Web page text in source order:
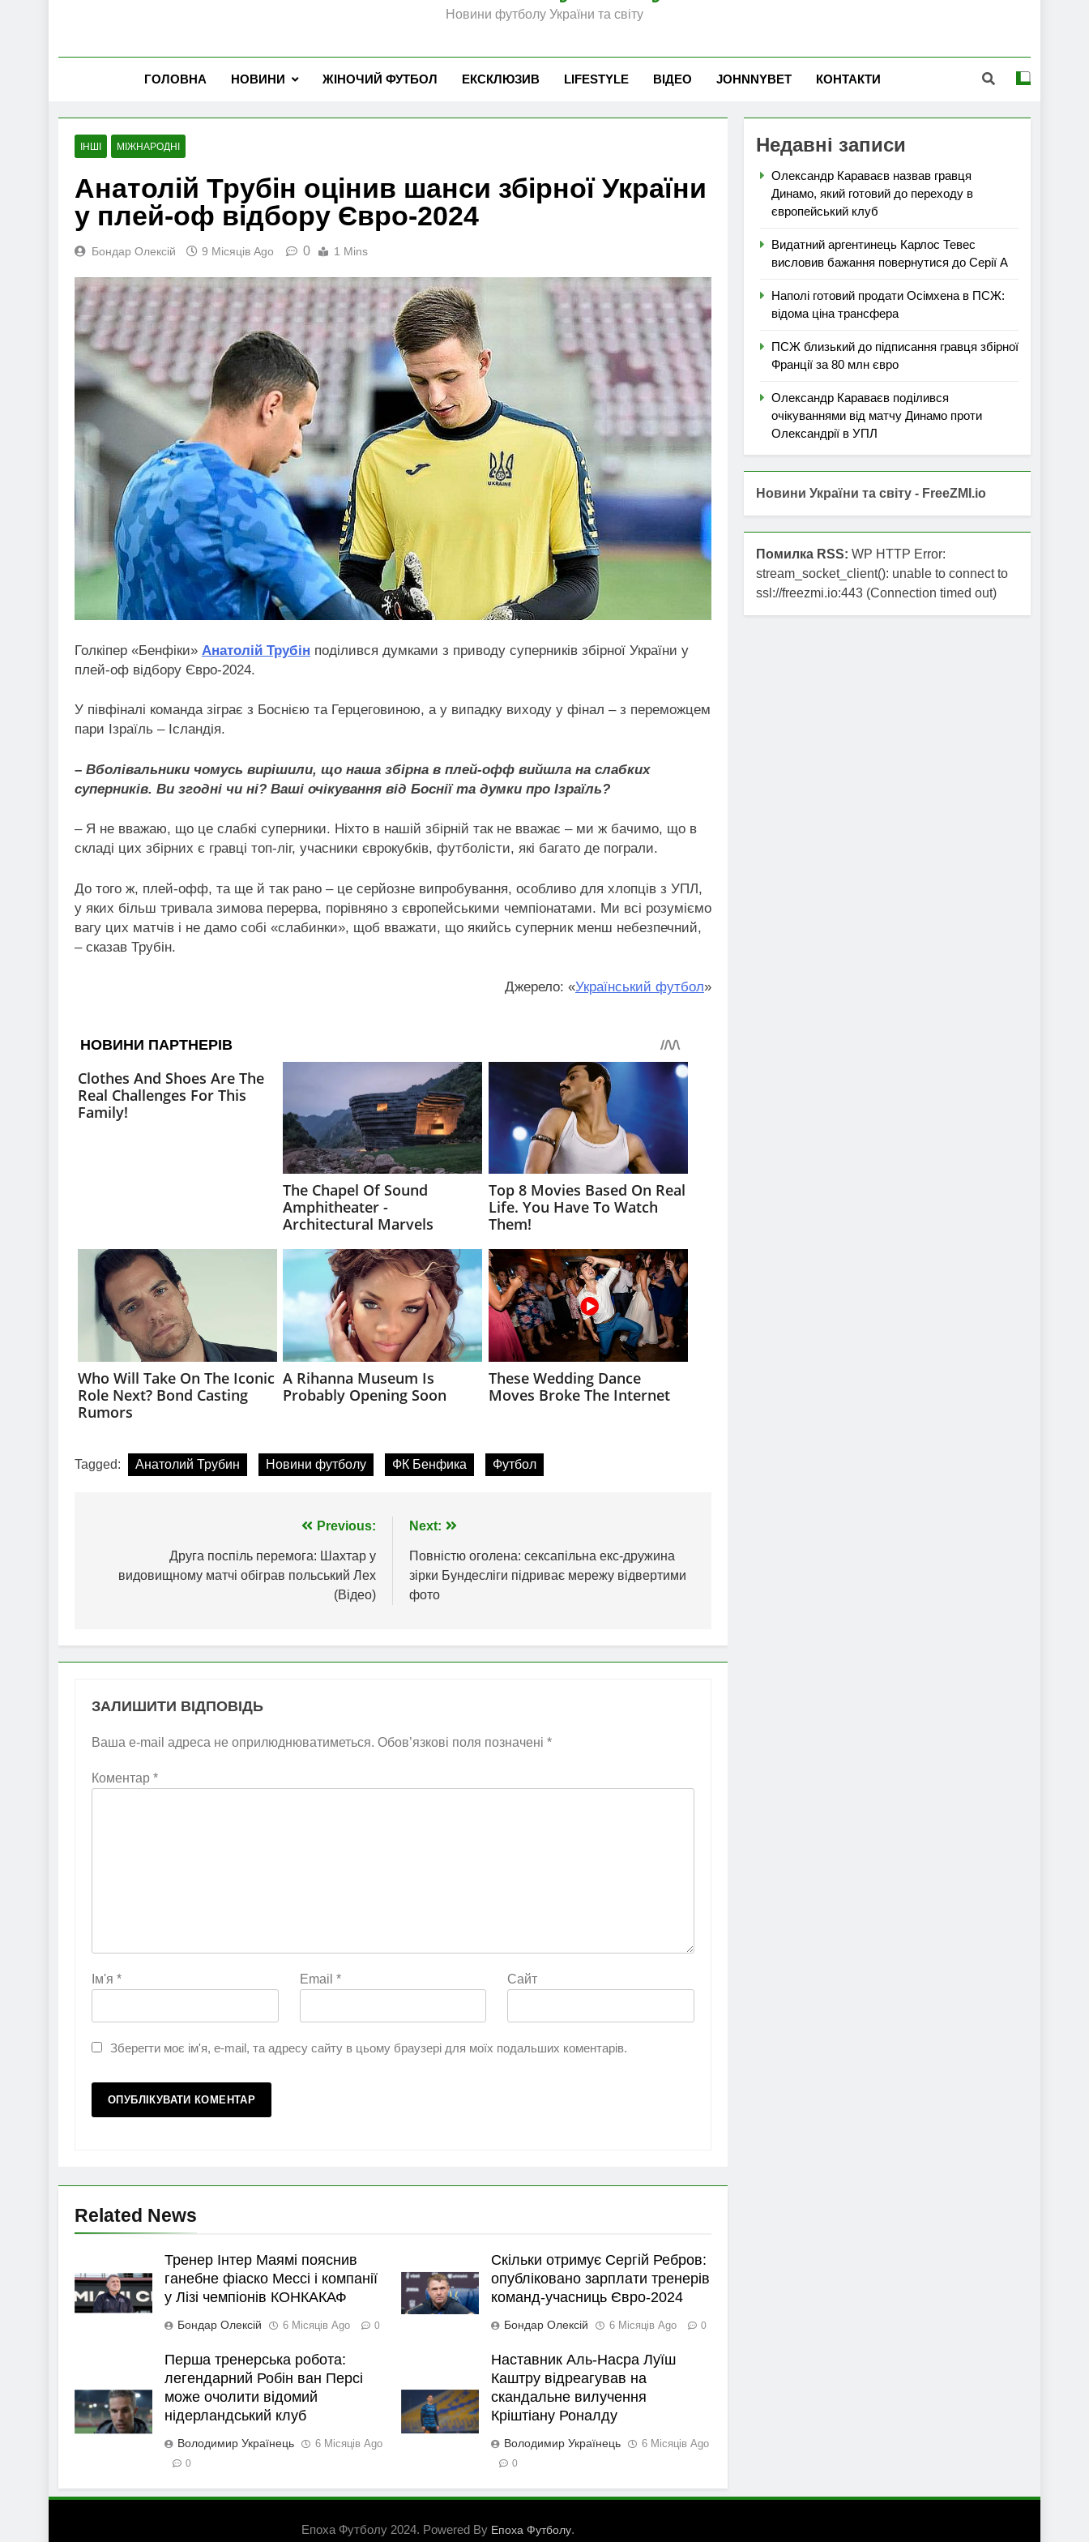
Новини футболу України та світу
ГОЛОВНА НОВИНИ ЖІНОЧИЙ ФУТБОЛ ЕКСКЛЮЗИВ LIFESTYLE ВІДЕО JOHNNYBET КОНТАКТИ
ІНШІ МІЖНАРОДНІ
Анатолій Трубін оцінив шанси збірної України
у плей-оф відбору Євро-2024
Бондар Олексій 9 Місяців Ago 0 1 Mins
Голкіпер «Бенфіки» Анатолій Трубін поділився думками з приводу суперників збірної України у
плей-оф відбору Євро-2024.
У півфіналі команда зіграє з Боснією та Герцеговиною, а у випадку виходу у фінал – з переможцем
пари Ізраїль – Ісландія.
– Вболівальники чомусь вирішили, що наша збірна в плей-офф вийшла на слабких
суперників. Ви згодні чи ні? Ваші очікування від Боснії та думки про Ізраїль?
– Я не вважаю, що це слабкі суперники. Ніхто в нашій збірній так не вважає – ми ж бачимо, що в
складі цих збірних є гравці топ-ліг, учасники єврокубків, футболісти, які багато де пограли.
До того ж, плей-офф, та ще й так рано – це серйозне випробування, особливо для хлопців з УПЛ,
у яких більш тривала зимова перерва, порівняно з європейськими чемпіонатами. Ми всі розуміємо
вагу цих матчів і не дамо собі «слабинки», щоб вважати, що якийсь суперник менш небезпечний,
– сказав Трубін.
Джерело: «Український футбол»
Tagged: Анатолий Трубин Новини футболу ФК Бенфика Футбол
Previous:
Друга поспіль перемога: Шахтар у
видовищному матчі обіграв польський Лех
(Відео)
Next:
Повністю оголена: сексапільна екс-дружина
зірки Бундесліги підриває мережу відвертими
фото
ЗАЛИШИТИ ВІДПОВІДЬ
Ваша e-mail адреса не оприлюднюватиметься. Обов’язкові поля позначені *
Коментар *
Ім'я * Email * Сайт
Зберегти моє ім'я, e-mail, та адресу сайту в цьому браузері для моїх подальших коментарів.
Related News
Тренер Інтер Маямі пояснив
ганебне фіаско Мессі і компанії
у Лізі чемпіонів КОНКАКАФ
Бондар Олексій 6 Місяців Ago 0
Скільки отримує Сергій Ребров:
опубліковано зарплати тренерів
команд-учасниць Євро-2024
Бондар Олексій 6 Місяців Ago 0
Перша тренерська робота:
легендарний Робін ван Персі
може очолити відомий
нідерландський клуб
Володимир Українець 6 Місяців Ago
0
Наставник Аль-Насра Луїш
Каштру відреагував на
скандальне вилучення
Кріштіану Роналду
Володимир Українець 6 Місяців Ago
0
Недавні записи
Олександр Караваєв назвав гравця
Динамо, який готовий до переходу в
європейський клуб
Видатний аргентинець Карлос Тевес
висловив бажання повернутися до Серії А
Наполі готовий продати Осімхена в ПСЖ:
відома ціна трансфера
ПСЖ близький до підписання гравця збірної
Франції за 80 млн євро
Олександр Караваєв поділився
очікуваннями від матчу Динамо проти
Олександрії в УПЛ
Новини України та світу - FreeZMI.io
Помилка RSS: WP HTTP Error:
stream_socket_client(): unable to connect to
ssl://freezmi.io:443 (Connection timed out)
Епоха Футболу 2024. Powered By Епоха Футболу.